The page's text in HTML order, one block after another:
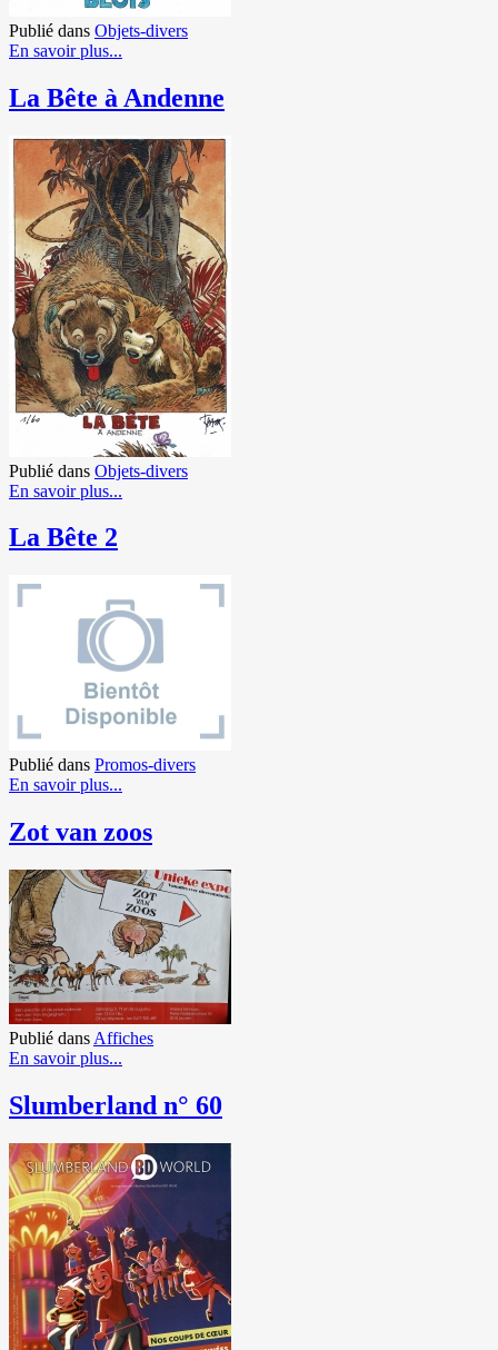
Publié dans Objets-divers
En savoir plus...
La Bête à Andenne
Publié dans Objets-divers
En savoir plus...
La Bête 2
Publié dans Promos-divers
En savoir plus...
Zot van zoos
Publié dans Affiches
En savoir plus...
Slumberland n° 60